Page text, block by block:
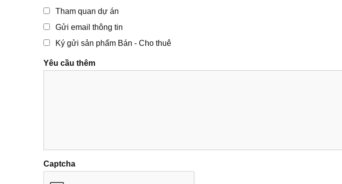
Tham quan dự án
Gửi email thông tin
Ký gửi sản phẩm Bán - Cho thuê
Yêu cầu thêm
Captcha